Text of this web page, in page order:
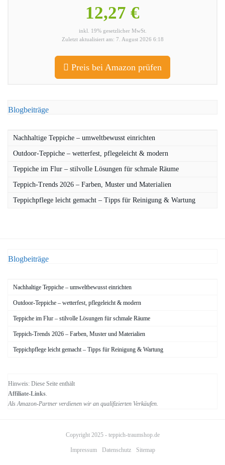
12,27 €
inkl. 19% gesetzlicher MwSt.
Zuletzt aktualisiert am: 7. August 2026 6:18
Preis bei Amazon prüfen
Blogbeiträge
Nachhaltige Teppiche – umweltbewusst einrichten
Outdoor-Teppiche – wetterfest, pflegeleicht & modern
Teppiche im Flur – stilvolle Lösungen für schmale Räume
Teppich-Trends 2026 – Farben, Muster und Materialien
Teppichpflege leicht gemacht – Tipps für Reinigung & Wartung
Blogbeiträge
Nachhaltige Teppiche – umweltbewusst einrichten
Outdoor-Teppiche – wetterfest, pflegeleicht & modern
Teppiche im Flur – stilvolle Lösungen für schmale Räume
Teppich-Trends 2026 – Farben, Muster und Materialien
Teppichpflege leicht gemacht – Tipps für Reinigung & Wartung
Hinweis: Diese Seite enthält
Affiliate-Links
Als Amazon-Partner verdienen wir an qualifizierten Verkäufen.
Copyright 2025 - teppich-traumshop.de
Impressum Datenschutz Sitemap